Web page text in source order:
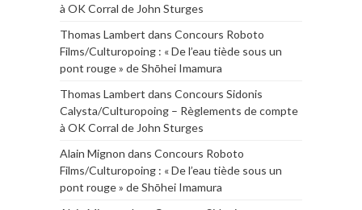
à OK Corral de John Sturges
Thomas Lambert dans Concours Roboto
Films/Culturopoing : « De l’eau tiède sous un
pont rouge » de Shōhei Imamura
Thomas Lambert dans Concours Sidonis
Calysta/Culturopoing – Règlements de compte
à OK Corral de John Sturges
Alain Mignon dans Concours Roboto
Films/Culturopoing : « De l’eau tiède sous un
pont rouge » de Shōhei Imamura